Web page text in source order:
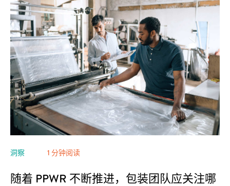
洞察 1 分钟阅读
随着 PPWR 不断推进，包装团队应关注哪